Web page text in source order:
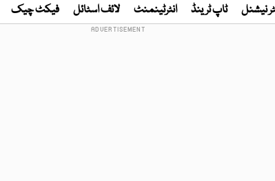
نیشنل ٹاپ ٹرینڈ انٹرٹینمنٹ لائف اسٹائل فیکٹ چیک